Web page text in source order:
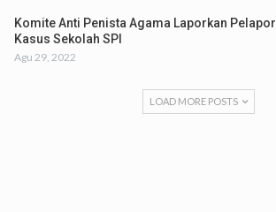
Komite Anti Penista Agama Laporkan Pelapor
Kasus Sekolah SPI
Agu 29, 2022
LOAD MORE POSTS